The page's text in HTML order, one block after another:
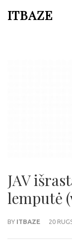
ITBAZE
JAV
lemputė
BY ITBAZE 20